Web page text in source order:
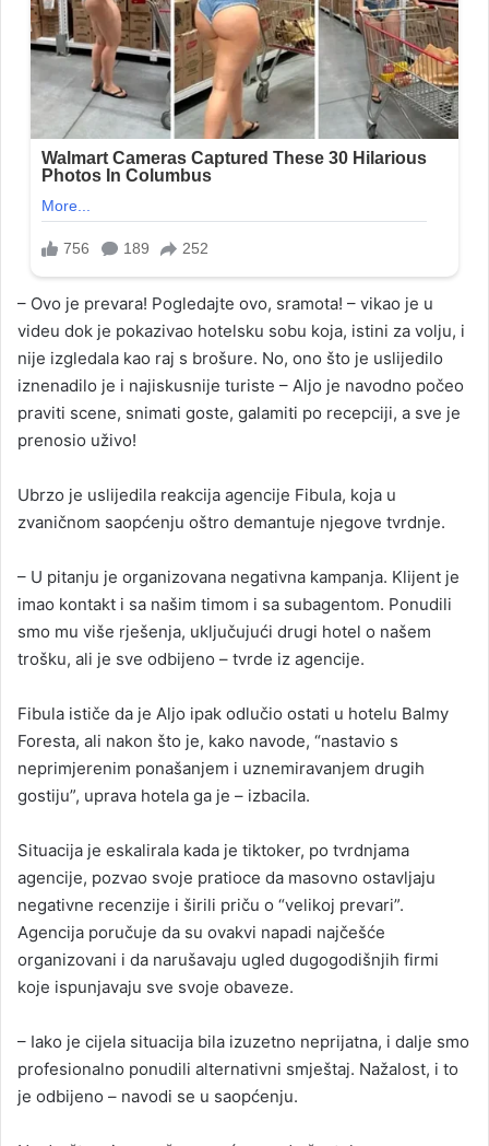
– Ovo je prevara! Pogledajte ovo, sramota! – vikao je u
videu dok je pokazivao hotelsku sobu koja, istini za volju, i
nije izgledala kao raj s brošure. No, ono što je uslijedilo
iznenadilo je i najiskusnije turiste – Aljo je navodno počeo
praviti scene, snimati goste, galamiti po recepciji, a sve je
prenosio uživo!
Ubrzo je uslijedila reakcija agencije Fibula, koja u
zvaničnom saopćenju oštro demantuje njegove tvrdnje.
– U pitanju je organizovana negativna kampanja. Klijent je
imao kontakt i sa našim timom i sa subagentom. Ponudili
smo mu više rješenja, uključujući drugi hotel o našem
trošku, ali je sve odbijeno – tvrde iz agencije.
Fibula ističe da je Aljo ipak odlučio ostati u hotelu Balmy
Foresta, ali nakon što je, kako navode, “nastavio s
neprimjerenim ponašanjem i uznemiravanjem drugih
gostiju”, uprava hotela ga je – izbacila.
Situacija je eskalirala kada je tiktoker, po tvrdnjama
agencije, pozvao svoje pratioce da masovno ostavljaju
negativne recenzije i širili priču o “velikoj prevari”.
Agencija poručuje da su ovakvi napadi najčešće
organizovani i da narušavaju ugled dugogodišnjih firmi
koje ispunjavaju sve svoje obaveze.
– Iako je cijela situacija bila izuzetno neprijatna, i dalje smo
profesionalno ponudili alternativni smještaj. Nažalost, i to
je odbijeno – navodi se u saopćenju.